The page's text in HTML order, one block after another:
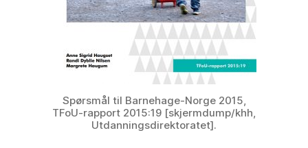
Spørsmål til Barnehage-Norge 2015,
TFoU-rapport 2015:19 [skjermdump/khh,
Utdanningsdirektoratet].